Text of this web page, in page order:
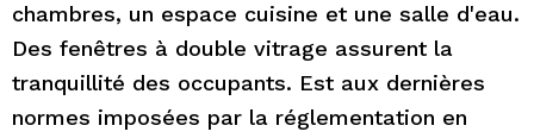
chambres, un espace cuisine et une salle d'eau.
Des fenêtres à double vitrage assurent la
tranquillité des occupants. Est aux dernières
normes imposées par la réglementation en